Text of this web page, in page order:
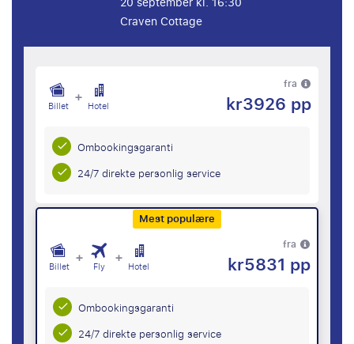
Craven Cottage
Billet + Hotel
fra
kr3926 pp
Ombookingsgaranti
24/7 direkte personlig service
Mest populære
Billet + Fly + Hotel
fra
kr5831 pp
Ombookingsgaranti
24/7 direkte personlig service